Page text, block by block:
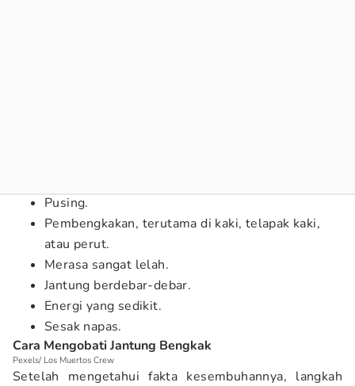
Pusing.
Pembengkakan, terutama di kaki, telapak kaki,
atau perut.
Merasa sangat lelah.
Jantung berdebar-debar.
Energi yang sedikit.
Sesak napas.
Cara Mengobati Jantung Bengkak
Pexels/ Los Muertos Crew
Setelah mengetahui fakta kesembuhannya, langkah